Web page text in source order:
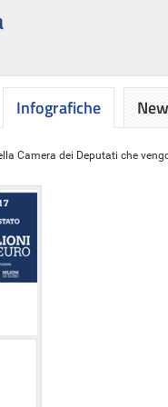
Infografiche
Camera dei Deputati che